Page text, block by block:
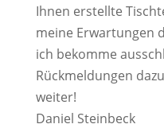
Ihnen erstellte
meine Erwartungen
ich bekomme
Rückmeldungen
weiter!
Daniel Steinbeck